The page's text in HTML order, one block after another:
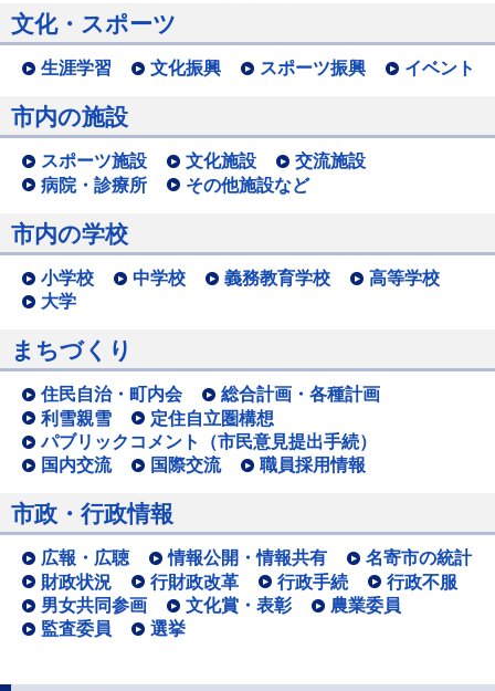
文化・スポーツ
生涯学習 文化振興 スポーツ振興 イベント
市内の施設
スポーツ施設 文化施設
交流施設
病院・診療所
その他施設など
市内の学校
小学校 中学校 義務教育学校
高等学校
大学
まちづくり
住民自治・町内会
総合計画・各種計画
利雪親雪
定住自立圏構想
パブリックコメント（市民意見提出手続）
国内交流
国際交流 職員採用情報
市政・行政情報
広報・広聴 情報公開・情報共有
名寄市の統計
財政状況
行財政改革 行政手続
行政不服
男女共同参画
文化賞・表彰
農業委員
監査委員
選挙